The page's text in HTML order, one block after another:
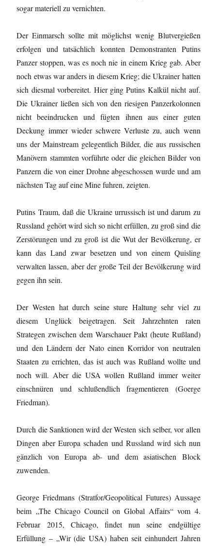
sogar materiell zu vernichten.
Der Einmarsch sollte mit möglichst wenig Blutvergießen
erfolgen und tatsächlich konnten Demonstranten Putins
Panzer stoppen, was es noch nie in einem Krieg gab. Aber
noch etwas war anders in diesem Krieg; die Ukrainer hatten
sich diesmal vorbereitet. Hier ging Putins Kalkül nicht auf.
Die Ukrainer ließen sich von den riesigen Panzerkolonnen
nicht beeindrucken und fügten ihnen aus einer guten
Deckung immer wieder schwere Verluste zu, auch wenn
uns der Mainstream gelegentlich Bilder, die aus russischen
Manövern stammten vorführte oder die gleichen Bilder von
Panzern die von einer Drohne abgeschossen wurde und am
nächsten Tag auf eine Mine fuhren, zeigten.
Putins Traum, daß die Ukraine urrussisch ist und darum zu
Russland gehört wird sich so nicht erfüllen, zu groß sind die
Zerstörungen und zu groß ist die Wut der Bevölkerung, er
kann das Land zwar besetzen und von einem Quisling
verwalten lassen, aber der große Teil der Bevölkerung wird
gegen ihn sein.
Der Westen hat durch seine sture Haltung sehr viel zu
diesem Unglück beigetragen. Seit Jahrzehnten raten
Strategen zwischen dem Warschauer Pakt (heute Rußland)
und den Ländern der Nato einen Korridor von neutralen
Staaten zu errichten, das ist auch was Rußland wollte und
noch will. Aber die USA wollen Rußland immer weiter
einschnüren und schlußendlich fragmentieren (Goerge
Friedman).
Durch die Sanktionen wird der Westen sich selber, vor allen
Dingen aber Europa schaden und Russland wird sich nun
gänzlich von Europa ab- und dem asiatischen Block
zuwenden.
George Friedmans (Stratfor/Geopolitical Futures) Aussage
beim „The Chicago Council on Global Affairs“ vom 4.
Februar 2015, Chicago, findet nun seine endgültige
Erfüllung – „Wir (die USA) haben seit einhundert Jahren